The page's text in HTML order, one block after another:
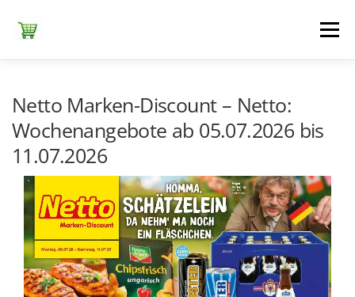
Inhalt
springen
Menü
LIDL NETTO DISCOUNT
+ ALLE
Netto Marken-Discount – Netto:
Wochenangebote ab 05.07.2026 bis
11.07.2026